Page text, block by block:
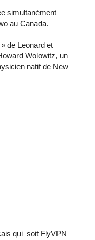
simultanément
au Canada.
de Leonard et
Wolowitz, un
natif de New
qui soit FlyVPN